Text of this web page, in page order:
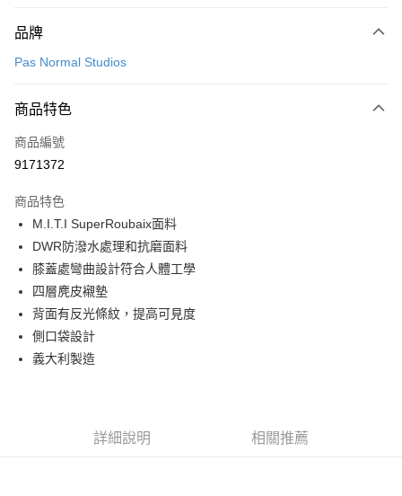
信用卡一次付款
LINE Pay
Apple Pay
運送方式
全家店到店
每筆NT$80，滿NT$10,000(含以上)免運費
付款後全家取貨
每筆NT$80，滿NT$10,000(含以上)免運費
7-11店到店
每筆NT$80，滿NT$10,000(含以上)免運費
品牌
Pas Normal Studios
商品特色
商品編號
9171372
商品特色
M.I.T.I SuperRoubaix面料
DWR防潑水處理和抗磨面料
膝蓋處彎曲設計符合人體工學
四層麂皮襯墊
背面有反光條紋，提高可見度
側口袋設計
義大利製造
詳細說明 相關推薦